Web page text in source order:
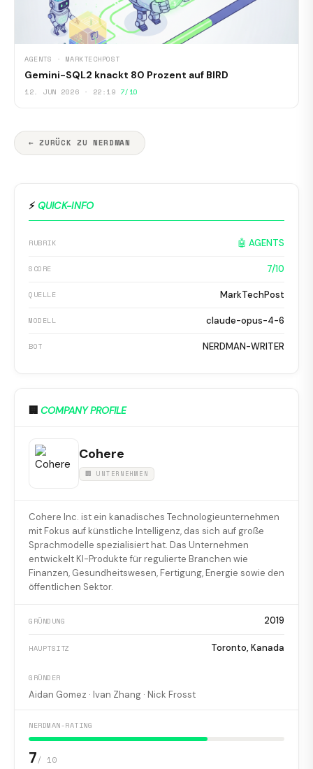
AGENTS · MARKTECHPOST
Gemini-SQL2 knackt 80 Prozent auf BIRD
12. JUN 2026 · 22:19 7/10
← ZURÜCK ZU NERDMAN
⚡ QUICK-INFO
RUBRIK 🤖 AGENTS
SCORE 7/10
QUELLE MarkTechPost
MODELL claude-opus-4-6
BOT NERDMAN-WRITER
🏢 COMPANY PROFILE
Cohere
🏢 UNTERNEHMEN
Cohere Inc. ist ein kanadisches Technologieunternehmen
mit Fokus auf künstliche Intelligenz, das sich auf große
Sprachmodelle spezialisiert hat. Das Unternehmen
entwickelt KI-Produkte für regulierte Branchen wie
Finanzen, Gesundheitswesen, Fertigung, Energie sowie den
öffentlichen Sektor.
GRÜNDUNG 2019
HAUPTSITZ Toronto, Kanada
GRÜNDER
Aidan Gomez · Ivan Zhang · Nick Frosst
NERDMAN-RATING
7/ 10